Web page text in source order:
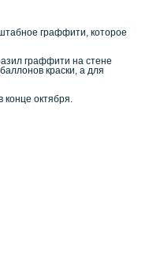
граффити, которое
граффити на стене
краски, а для
октября.